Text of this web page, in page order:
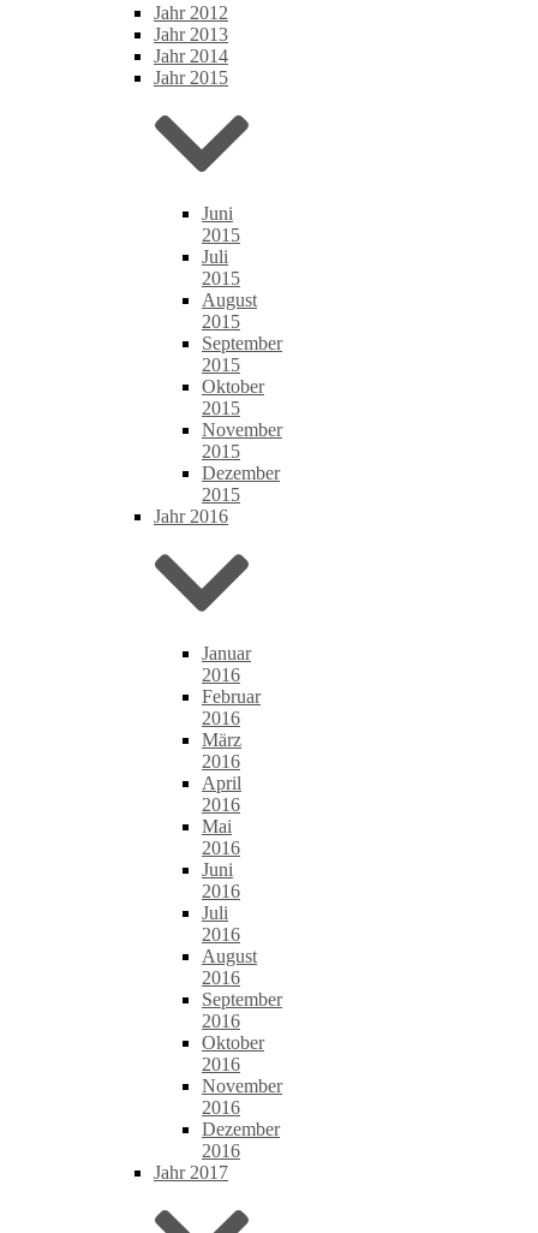
Jahr 2012
Jahr 2013
Jahr 2014
Jahr 2015
Juni
2015
Juli
2015
August
2015
September
2015
Oktober
2015
November
2015
Dezember
2015
Jahr 2016
Januar
2016
Februar
2016
März
2016
April
2016
Mai
2016
Juni
2016
Juli
2016
August
2016
September
2016
Oktober
2016
November
2016
Dezember
2016
Jahr 2017